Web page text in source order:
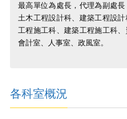
最高單位為處長，代理為副處長
土木工程設計科、建築工程設
工程施工科、建築工程施工科、
會計室、人事室、政風室。
各科室概況